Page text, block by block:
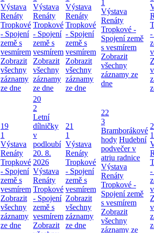
Výstava
Renáty
Tropkové
- Spojení
země s
vesmírem
Zobrazit
všechny
záznamy
ze dne
Výstava
Renáty
Tropkové
- Spojení
země s
vesmírem
Zobrazit
všechny
záznamy
ze dne
Výstava
Renáty
Tropkové
- Spojení
země s
vesmírem
Zobrazit
všechny
záznamy
ze dne
1
Výstava
Renáty
Tropkové -
Spojení země
s vesmírem
Zobrazit
všechny
záznamy ze
dne
-
19
1
Výstava
Renáty
Tropkové
- Spojení
země s
vesmírem
Zobrazit
všechny
záznamy
ze dne
20
2
Letní
dílničky
v
podloubí
20. 8.
2026
Výstava
Renáty
Tropkové
- Spojení
země s
vesmírem
Zobrazit
21
1
Výstava
Renáty
Tropkové
- Spojení
země s
vesmírem
Zobrazit
všechny
záznamy
ze dne
22
3
Bramborákové
hody Hudební
podvečer v
atriu radnice
Výstava
Renáty
Tropkové -
Spojení země
s vesmírem
Zobrazit
všechny
záznamy ze
1
-